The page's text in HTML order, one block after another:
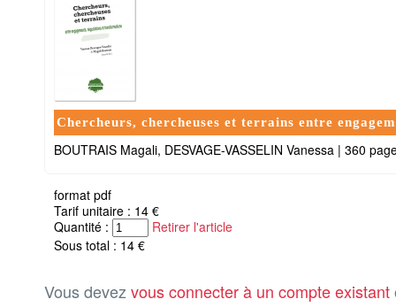
Chercheurs, chercheuses et terrains entre
BOUTRAIS Magali, DESVAGE-VASSELIN Vanessa | 360
format pdf
Tarif unitaire : 14 €
Quantité :
Retirer l'article
Sous total : 14 €
Vous devez vous connecter à un compte existant